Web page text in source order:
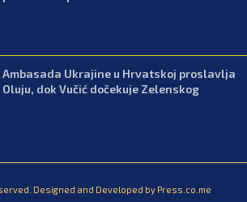
Ambasada Ukrajine u Hrvatskoj proslavlja
Oluju, dok Vučić dočekuje Zelenskog
Designed and Developed by Press.co.me